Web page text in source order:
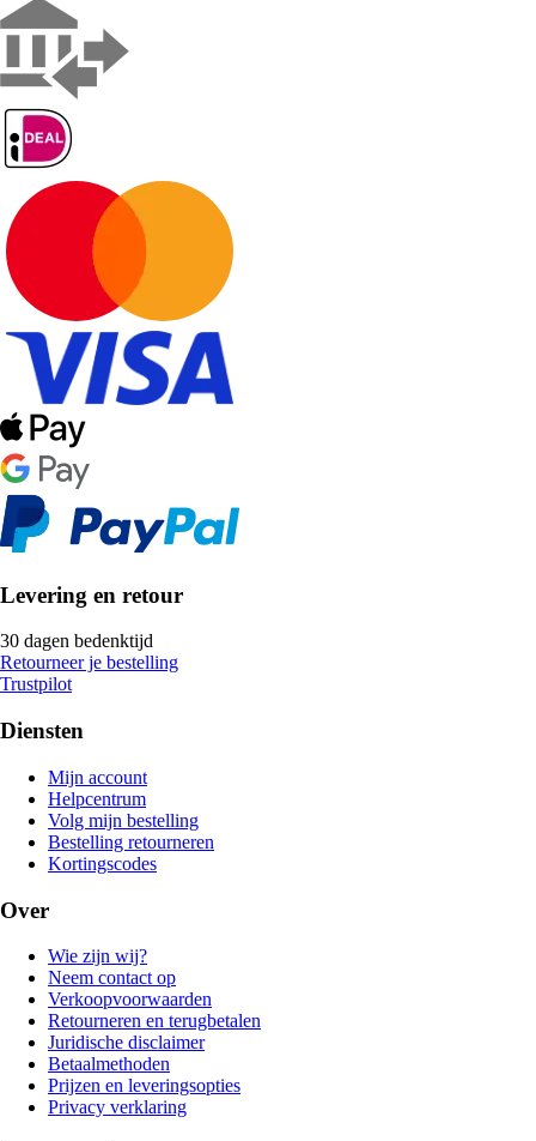
Levering en retour
30 dagen bedenktijd
Retourneer je bestelling
Trustpilot
Diensten
Mijn account
Helpcentrum
Volg mijn bestelling
Bestelling retourneren
Kortingscodes
Over
Wie zijn wij?
Neem contact op
Verkoopvoorwaarden
Retourneren en terugbetalen
Juridische disclaimer
Betaalmethoden
Prijzen en leveringsopties
Privacy verklaring